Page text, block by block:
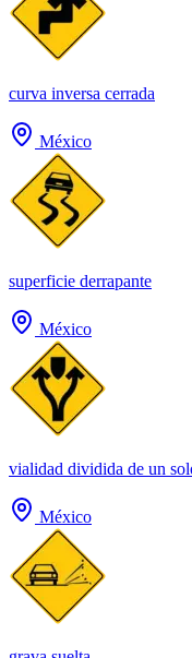
curva inversa cerrada
México
superficie derrapante
México
vialidad dividida de un
México